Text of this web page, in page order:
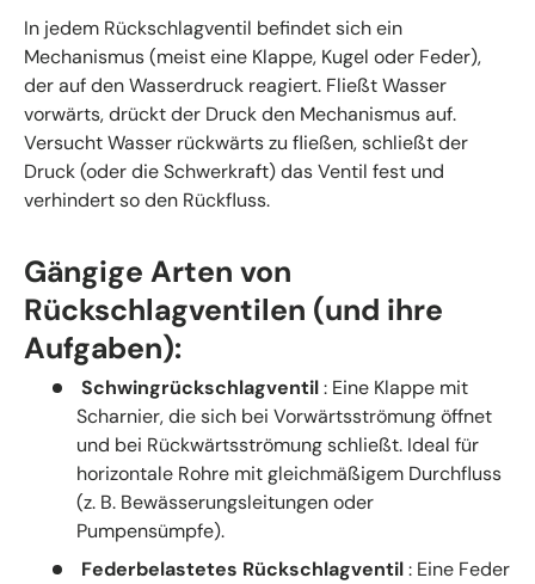
In jedem Rückschlagventil befindet sich ein
Mechanismus (meist eine Klappe, Kugel oder Feder),
der auf den Wasserdruck reagiert. Fließt Wasser
vorwärts, drückt der Druck den Mechanismus auf.
Versucht Wasser rückwärts zu fließen, schließt der
Druck (oder die Schwerkraft) das Ventil fest und
verhindert so den Rückfluss.
Gängige Arten von
Rückschlagventilen (und ihre
Aufgaben):
Schwingrückschlagventil: Eine Klappe mit
Scharnier, die sich bei Vorwärtsströmung öffnet
und bei Rückwärtsströmung schließt. Ideal für
horizontale Rohre mit gleichmäßigem Durchfluss
(z. B. Bewässerungsleitungen oder
Pumpensümpfe).
Federbelastetes Rückschlagventil: Eine Feder